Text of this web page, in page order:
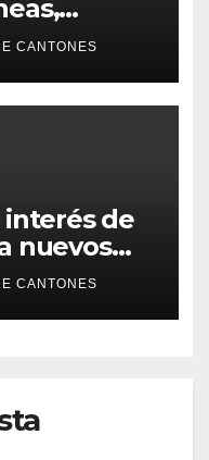
de viaje
CANTONES
interés de
nuevos
CANTONES